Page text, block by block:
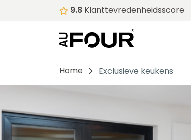
9.8 Klanttevredenheidsscore
Home Exclusieve keukens